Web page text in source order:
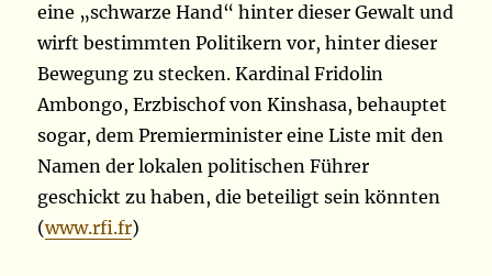
eine „schwarze Hand“ hinter dieser Gewalt und
wirft bestimmten Politikern vor, hinter dieser
Bewegung zu stecken. Kardinal Fridolin
Ambongo, Erzbischof von Kinshasa, behauptet
sogar, dem Premierminister eine Liste mit den
Namen der lokalen politischen Führer
geschickt zu haben, die beteiligt sein könnten
(www.rfi.fr)